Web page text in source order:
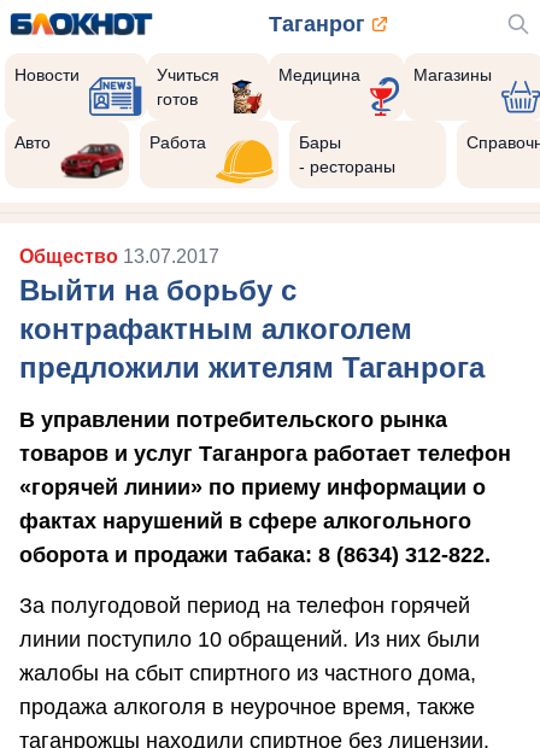
Таганрог
Новости
Учиться
готов
Медицина Магазины
Авто Работа
Бары
- рестораны
Общество 13.07.2017
Выйти на борьбу с
контрафактным алкоголем
предложили жителям Таганрога
В управлении потребительского рынка
товаров и услуг Таганрога работает телефон
«горячей линии» по приему информации о
фактах нарушений в сфере алкогольного
оборота и продажи табака: 8 (8634) 312-822.
За полугодовой период на телефон горячей
линии поступило 10 обращений. Из них были
жалобы на сбыт спиртного из частного дома,
продажа алкоголя в неурочное время, также
таганрожцы находили спиртное без лицензии.
Реклама закроется через: